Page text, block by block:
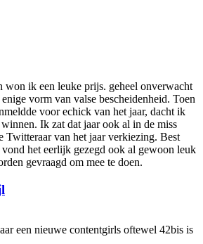
won ik een leuke prijs. geheel onverwacht
vorm van valse bescheidenheid. Toen
voor echick van het jaar, dacht ik
Ik zat dat jaar ook al in de miss
Twitteraar van het jaar verkiezing. Best
het eerlijk gezegd ook al gewoon leuk
gevraagd om mee te doen.
een nieuwe contentgirls oftewel 42bis is